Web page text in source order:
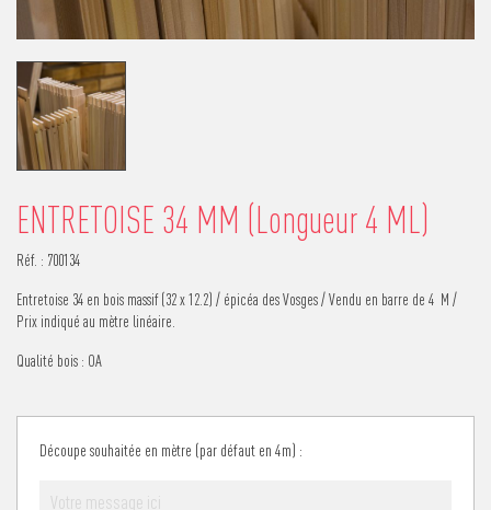
ENTRETOISE 34 MM (Longueur 4 ML)
Réf. : 700134
Entretoise 34 en bois massif (32 x 12.2) / épicéa des Vosges / Vendu en barre de 4 M /
Prix indiqué au mètre linéaire.
Qualité bois : OA
Découpe souhaitée en mètre (par défaut en 4m) :